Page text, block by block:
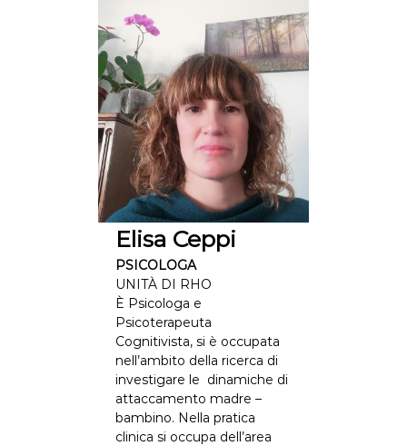
Elisa Ceppi
PSICOLOGA
UNITÀ DI RHO
È Psicologa e
Psicoterapeuta
Cognitivista, si è occupata
nell’ambito della ricerca di
investigare le dinamiche di
attaccamento madre –
bambino. Nella pratica
clinica si occupa dell’area